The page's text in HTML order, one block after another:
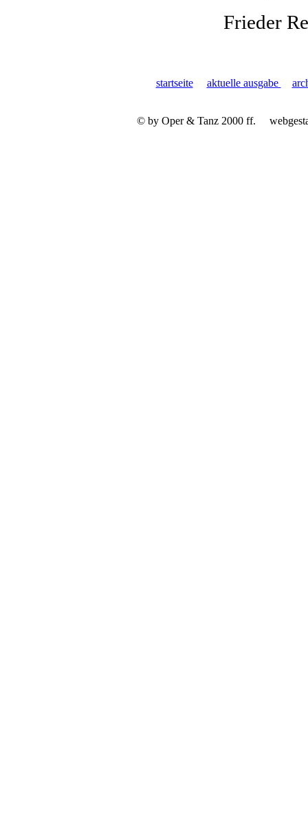
Frieder
startseite aktuelle ausgabe
© by Oper & Tanz 2000 ff.